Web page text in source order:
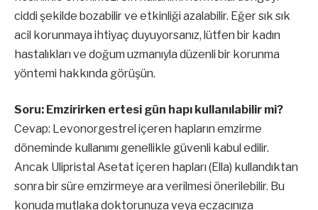
ciddi şekilde bozabilir ve etkinliği azalabilir. Eğer sık sık
acil korunmaya ihtiyaç duyuyorsanız, lütfen bir kadın
hastalıkları ve doğum uzmanıyla düzenli bir korunma
yöntemi hakkında görüşün.
Soru: Emzirirken ertesi gün hapı kullanılabilir mi?
Cevap: Levonorgestrel içeren hapların emzirme
döneminde kullanımı genellikle güvenli kabul edilir.
Ancak Ulipristal Asetat içeren hapları (Ella) kullandıktan
sonra bir süre emzirmeye ara verilmesi önerilebilir. Bu
konuda mutlaka doktorunuza veya eczacınıza